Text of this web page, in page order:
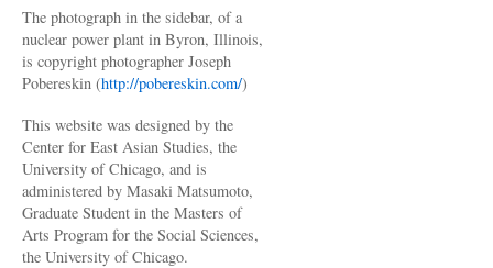
The photograph in the sidebar, of a
nuclear power plant in Byron, Illinois,
is copyright photographer Joseph
Pobereskin (http://pobereskin.com/)
This website was designed by the
Center for East Asian Studies, the
University of Chicago, and is
administered by Masaki Matsumoto,
Graduate Student in the Masters of
Arts Program for the Social Sciences,
the University of Chicago.